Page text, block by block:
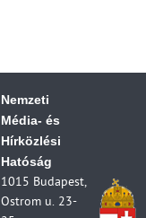
Nemzeti
Média- és
Hírközlési
Hatóság
1015 Budapest,
Ostrom u. 23-